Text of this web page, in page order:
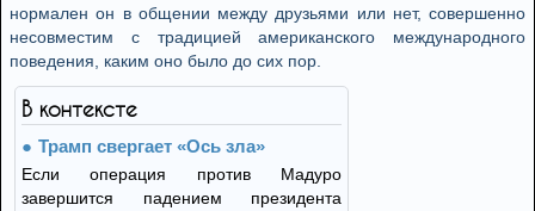
нормален он в общении между друзьями или нет, совершенно
несовместим с традицией американского международного
поведения, каким оно было до сих пор.
В контексте
Трамп свергает «Ось зла»
Если операция против Мадуро
завершится падением президента